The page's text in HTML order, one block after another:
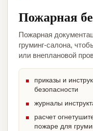
Пожарная
Пожарная
груминг-салона,
или внеплановой
приказы и
безопасности
журналы
расчет
пожаре для